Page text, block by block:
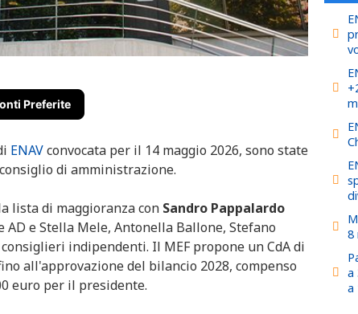
Preferite
ENAVconvocata per il 14 maggio 2026, sono state
di amministrazione.
lista di maggioranza con Sandro Pappalardo
AD e Stella Mele, Antonella Ballone, Stefano
indipendenti. Il MEF propone un CdA di
all'approvazione del bilancio 2028, compenso
euro per il presidente.
8
a
a